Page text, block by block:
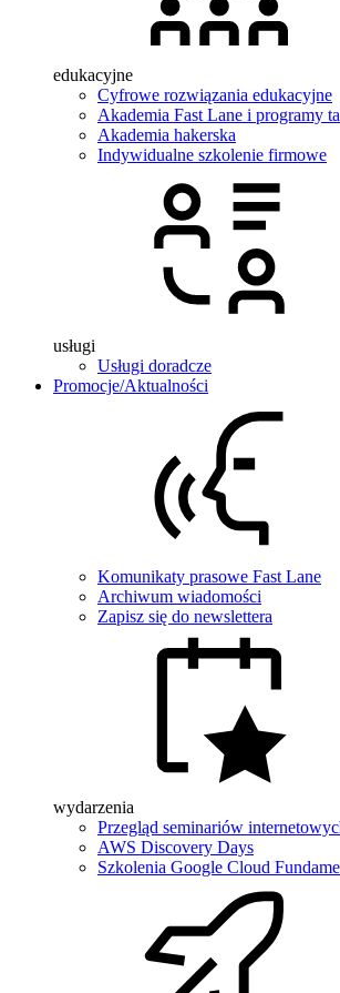
edukacyjne
Cyfrowe rozwiązania edukacyjne
Akademia Fast Lane i programy
Akademia hakerska
Indywidualne szkolenie firmowe
usługi
Usługi doradcze
Promocje/Aktualności
Komunikaty prasowe Fast Lane
Archiwum wiadomości
Zapisz się do newslettera
wydarzenia
Przegląd seminariów
AWS Discovery Days
Szkolenia Google Cloud